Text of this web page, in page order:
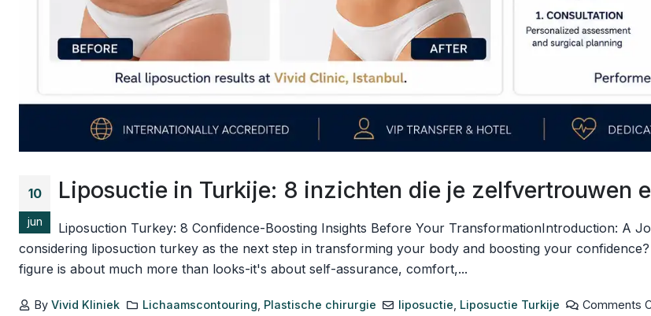
10
jun
Liposuctie in Turkije: 8 inzichten die je zelfvertrouwen
Liposuction Turkey: 8 Confidence-Boosting Insights Before Your TransformationIntroduction: A
considering liposuction turkey as the next step in transforming your body and boosting your
figure is about much more than looks-it's about self-assurance, comfort,...
ByVivid Kliniek Lichaamscontouring Plastische chirurgie liposuctie Liposuctie Turkije Comments